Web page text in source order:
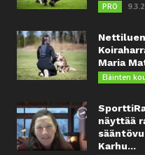
PRO
Maria
Eläinten
näyttää
Karhu...